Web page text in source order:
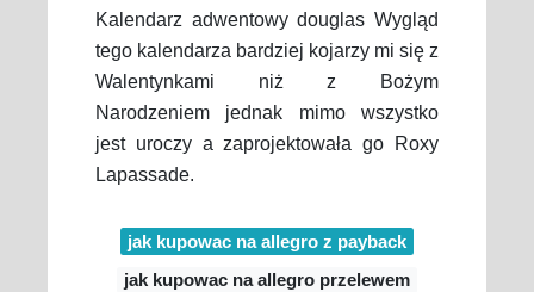
Kalendarz adwentowy douglas Wygląd
tego kalendarza bardziej kojarzy mi się z
Walentynkami niż z Bożym
Narodzeniem jednak mimo wszystko
jest uroczy a zaprojektowała go Roxy
Lapassade.
jak kupowac na allegro z payback
jak kupowac na allegro przelewem